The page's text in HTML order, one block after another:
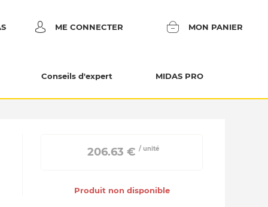
ME CONNECTER MON PANIER
Conseils d'expert MIDAS PRO
206.63 € / unité
Produit non disponible